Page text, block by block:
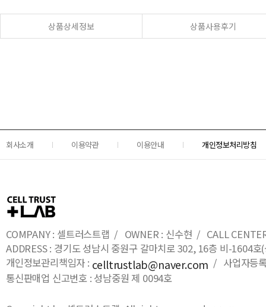
상품상세정보 상품사용후기
회사소개 이용약관 이용안내 개인정보처리방침
COMPANY : 셀트러스트랩 / OWNER : 신수현 / CALL
ADDRESS : 경기도 성남시 중원구 갈마치로 302, 16층 비-1604
개인정보관리책임자 : celltrustlab@naver.com / 사업자등
통신판매업 신고번호 : 성남중원 제 0094호